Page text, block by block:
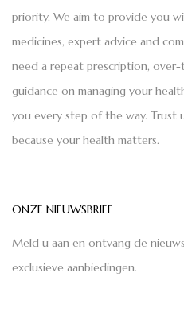
priority. We aim to provide you
medicines, expert advice and
need a repeat prescription,
guidance on managing your
you every step of the way. Trust
because your health matters.
ONZE NIEUWSBRIEF
Meld u aan en ontvang de
exclusieve aanbiedingen.